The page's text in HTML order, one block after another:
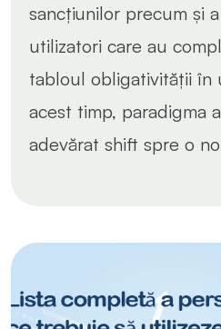
sancțiunilor precum și
utilizatori care au
tabloul obligativității în
acest timp, paradigma
adevărat shift spre o